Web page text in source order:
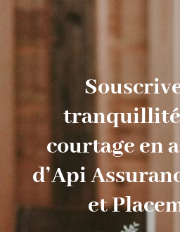
tranquillité
courtage en
d’Api
et